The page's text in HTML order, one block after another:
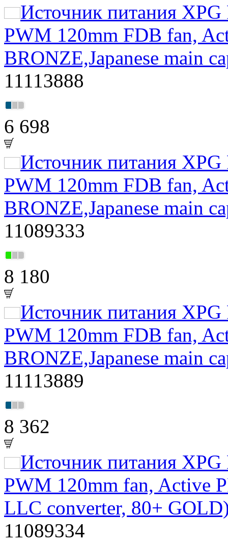
Источник питания
PWM 120mm FDB fan,
BRONZE,Japanese main
11113888
6 698
Источник питания
PWM 120mm FDB fan,
BRONZE,Japanese main
11089333
8 180
Источник питания
PWM 120mm FDB fan,
BRONZE,Japanese main
11113889
8 362
Источник питания
PWM 120mm fan, Active
LLC converter, 80+
11089334